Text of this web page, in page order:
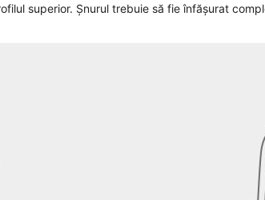
superior. Șnurul trebuie să fie înfășurat